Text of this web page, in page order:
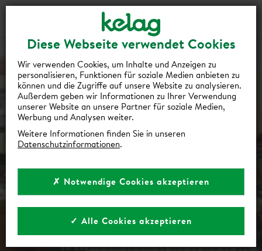
Diese Webseite verwendet Cookies
Wir verwenden Cookies, um Inhalte und Anzeigen zu
personalisieren, Funktionen für soziale Medien anbieten zu
können und die Zugriffe auf unsere Website zu analysieren.
Außerdem geben wir Informationen zu Ihrer Verwendung
unserer Website an unsere Partner für soziale Medien,
Werbung und Analysen weiter.
Weitere Informationen finden Sie in unseren
Datenschutzinformationen.
✗ Notwendige Cookies akzeptieren
✓ Alle Cookies akzeptieren
Gutscheine Events Suche